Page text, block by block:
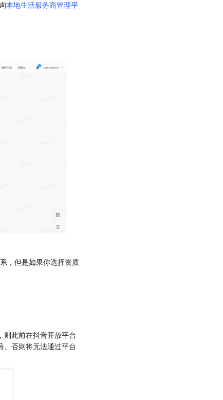
本地生活服务商管理平
，但是如果你选择资质
则此前在抖音开放平台
。否则将无法通过平台